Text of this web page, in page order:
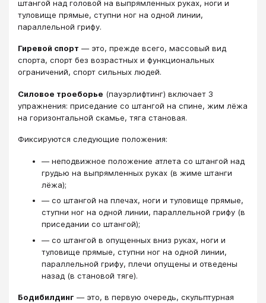
штангой над головой на выпрямленных руках, ноги и
туловище прямые, ступни ног на одной линии,
параллельной грифу.
Гиревой спорт — это, прежде всего, массовый вид
спорта, спорт без возрастных и функциональных
ограничений, спорт сильных людей.
Силовое троеборье (пауэрлифтинг) включает 3
упражнения: приседание со штангой на спине, жим лёжа
на горизонтальной скамье, тяга становая.
Фиксируются следующие положения:
— неподвижное положение атлета со штангой над
грудью на выпрямленных руках (в жиме штанги
лёжа);
— со штангой на плечах, ноги и туловище прямые,
ступни ног на одной линии, параллельной грифу (в
приседании со штангой);
— со штангой в опущенных вниз руках, ноги и
туловище прямые, ступни ног на одной линии,
параллельной грифу, плечи опущены и отведены
назад (в становой тяге).
Бодибилдинг — это, в первую очередь, скульптурная